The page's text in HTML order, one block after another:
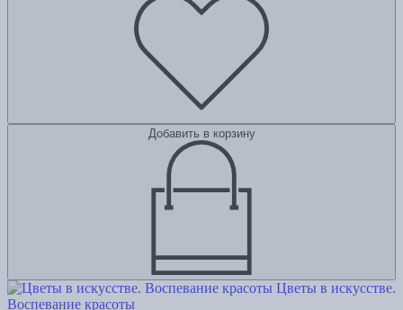
Добавить в корзину
Цветы в искусстве.
Воспевание красоты